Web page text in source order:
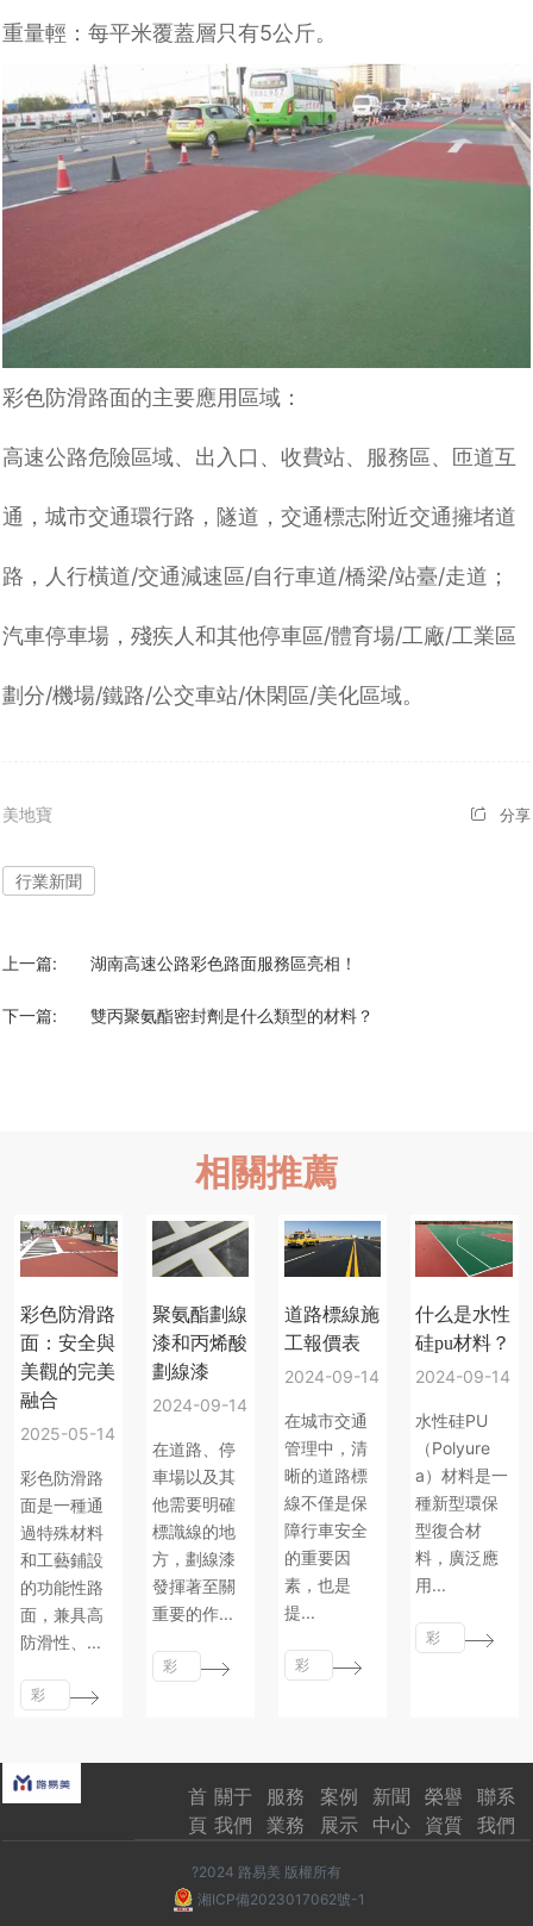
重量輕：每平米覆蓋層只有5公斤。
彩色防滑路面的主要應用區域：
高速公路危險區域、出入口、收費站、服務區、匝道互
通，城市交通環行路，隧道，交通標志附近交通擁堵道
路，人行橫道/交通減速區/自行車道/橋梁/站臺/走道；
汽車停車場，殘疾人和其他停車區/體育場/工廠/工業區
劃分/機場/鐵路/公交車站/休閑區/美化區域。
美地寶 分享
行業新聞
上一篇: 湖南高速公路彩色路面服務區亮相！
下一篇: 雙丙聚氨酯密封劑是什么類型的材料？
相關推薦
彩色防滑路
面：安全與
美觀的完美
融合
2025-05-14
彩色防滑路
面是一種通
過特殊材料
和工藝鋪設
的功能性路
面，兼具高
防滑性、...
彩
面
常
聚氨酯劃線
漆和丙烯酸
劃線漆
2024-09-14
在道路、停
車場以及其
他需要明確
標識線的地
方，劃線漆
發揮著至關
重要的作...
彩
道路標線施
工報價表
2024-09-14
在城市交通
管理中，清
晰的道路標
線不僅是保
障行車安全
的重要因
素，也是
提...
彩
見
問
題
什么是水性
硅pu材料？
2024-09-14
水性硅PU
（Polyure
a）材料是一
種新型環保
型復合材
料，廣泛應
用...
彩
問
題
首
頁
關于
我們
服務
業務
案例
展示
新聞
中心
榮譽
資質
聯系
我們
?2024 路易美 版權所有
湘ICP備2023017062號-1